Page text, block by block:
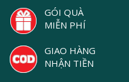
GÓI QUÀ
MIỄN PHÍ
GIAO HÀNG
NHẬN TIỀN